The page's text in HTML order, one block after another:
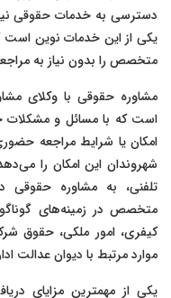
دسترسی به خدمات حقوقی
یکی از این خدمات نوین است
متخصص را بدون نیاز به
مشاوره حقوقی با وکلای
است که با مسائل و مشکلات
امکان یا شرایط مراجعه
شهروندان این امکان را
تلفنی، به مشاوره حقوقی
متخصص در زمینه‌های
کیفری، امور ملکی، حقوق
موارد مرتبط با دیوان عدالت
یکی از مهمترین مزایای